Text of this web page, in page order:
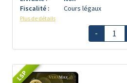
Fiscalité :
Cours légaux
Plus de détails
-
LSP